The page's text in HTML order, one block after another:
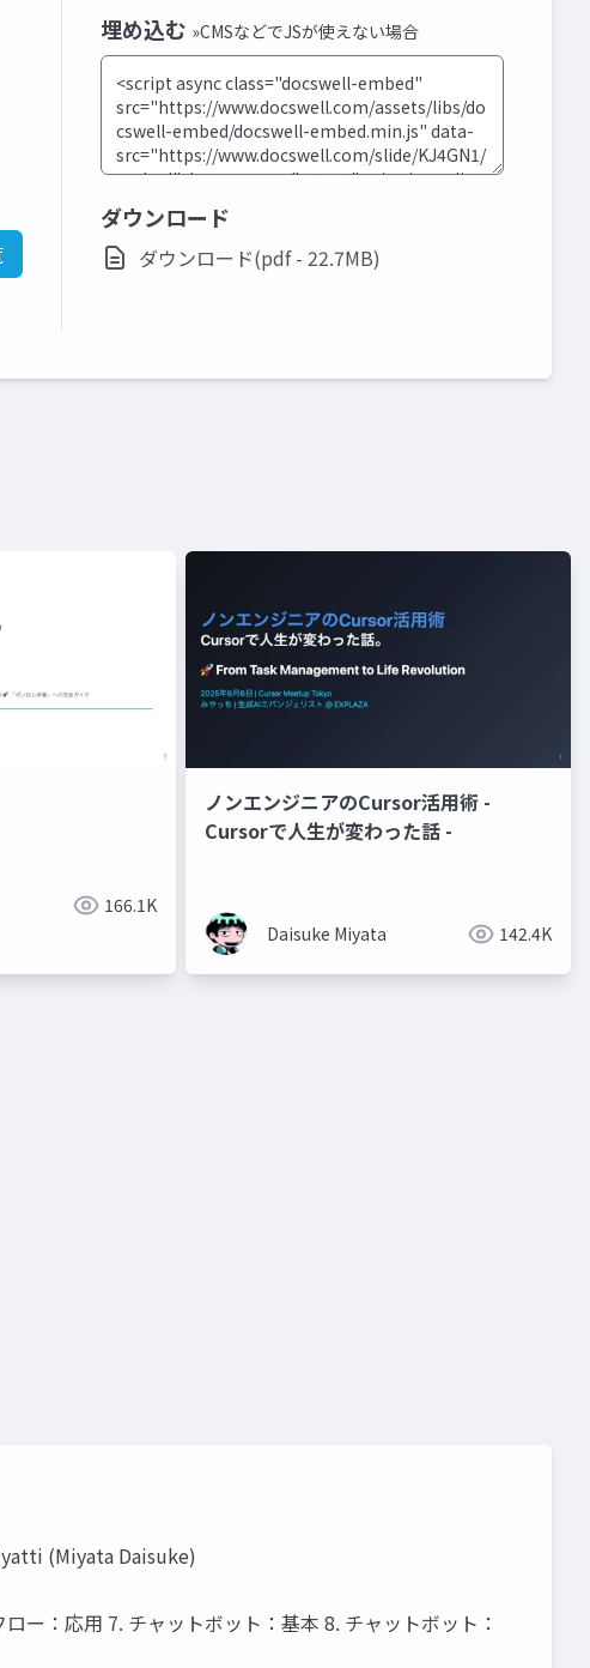
埋め込む »CMSなどでJSが使えない場合
ダウンロード
ダウンロード(pdf - 22.7MB)
166.1K
ノンエンジニアのCursor活用術 -
Cursorで人生が変わった話 -
Daisuke Miyata 142.4K
(Miyata Daisuke)
ー：応用 7. チャットボット：基本 8. チャットボット：